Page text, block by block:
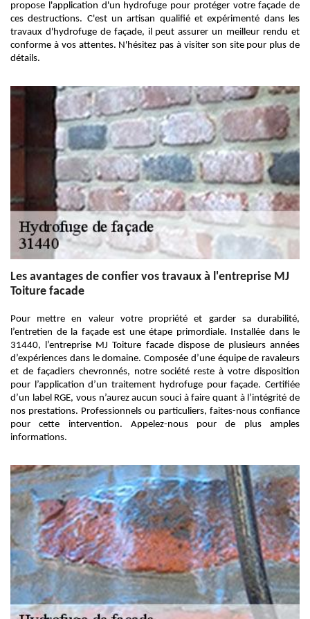
propose l'application d'un hydrofuge pour protéger votre façade de
ces destructions. C'est un artisan qualifié et expérimenté dans les
travaux d'hydrofuge de façade, il peut assurer un meilleur rendu et
conforme à vos attentes. N'hésitez pas à visiter son site pour plus de
détails.
Les avantages de confier vos travaux à l'entreprise MJ
Toiture facade
Pour mettre en valeur votre propriété et garder sa durabilité,
l’entretien de la façade est une étape primordiale. Installée dans le
31440, l’entreprise MJ Toiture facade dispose de plusieurs années
d’expériences dans le domaine. Composée d’une équipe de ravaleurs
et de façadiers chevronnés, notre société reste à votre disposition
pour l’application d’un traitement hydrofuge pour façade. Certifiée
d’un label RGE, vous n’aurez aucun souci à faire quant à l’intégrité de
nos prestations. Professionnels ou particuliers, faites-nous confiance
pour cette intervention. Appelez-nous pour de plus amples
informations.